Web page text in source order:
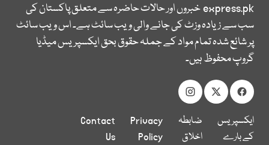
express.pkخبروں اور حالات حاضرہ سے متعلق پاکستان کی
سب سے زیادہ وزٹ کی جانے والی ویب سائٹ ہے۔ اس ویب سائٹ
پر شائع شدہ تمام مواد کے جملہ حقوق بحق ایکسپریس میڈیا
گروپ محفوظ ہیں۔
ایکسپریس
کے بارے
ضابطہ
اخلاق
Privacy
Policy
Contact
Us